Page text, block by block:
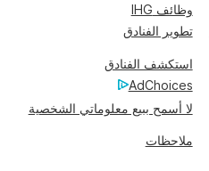
وظائف IHG
تطوير الفنادق
استكشف الفنادق
AdChoices
لا أسمح ببيع معلوماتي الشخصية
ملاحظات